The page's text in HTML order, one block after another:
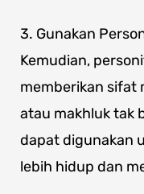
3. Gunakan
Kemudian,
memberikan sifat
atau makhluk tak
dapat digunakan
lebih hidup dan